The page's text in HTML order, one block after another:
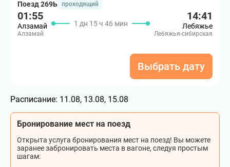
Поезд 269Ь проходящий
01:55
Алзамай
Алзамай
1 дн 15 ч 46 мин
14:41
Лебяжье
Лебяжья-сибирская
Выбрать дату
Расписание: 11.08, 13.08, 15.08
Бронирование мест на поезд
Открыта услуга бронирования мест на поезд! Вы можете
заранее забронировать места в вагоне, следуя простым
шагам: